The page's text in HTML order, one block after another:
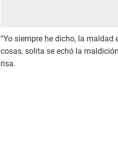
“Yo siempre he dicho, la
cosas, solita se echó la
risa.